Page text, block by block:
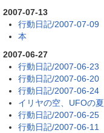
2007-07-13
行動日記/2007-07-09
本
2007-06-27
行動日記/2007-06-23
行動日記/2007-06-20
行動日記/2007-06-24
イリヤの空、UFOの夏
行動日記/2007-06-25
行動日記/2007-06-11